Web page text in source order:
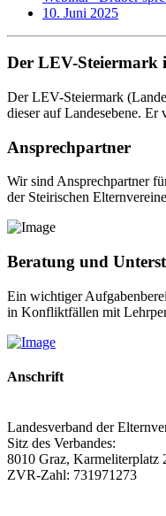
10. Juni 2025
Der LEV-Steiermark
Der LEV-Steiermark
dieser auf Landesebene.
Ansprechpartner
Wir sind Ansprechpartner
der Steirischen
Beratung und
Ein wichtiger
in Konfliktfällen mit
Anschrift
Landesverband der
Sitz des Verbandes:
8010 Graz, Karmeliterplatz
ZVR-Zahl: 731971273